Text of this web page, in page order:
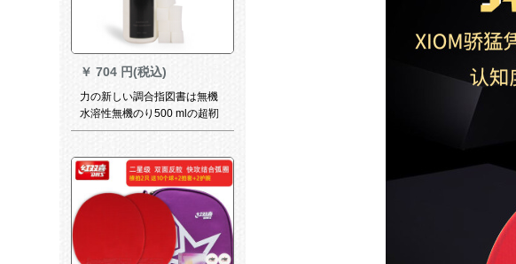
￥ 704 円(税込)
力の新しい調合指図書は無機
水溶性無機のり500 mlの超靭
ゴム層500 mlの無機引継ぎ剤